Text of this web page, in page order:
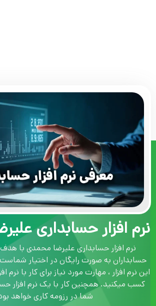
نرم افزار حسابداری
نرم افزار حسابداری علیرضا محمدی با
حسابداران به صورت رایگان در اختیار
این نرم افزار ، مهارت مورد نیاز برای کار با نرم
کسب میکنید. همچنین کار با یک نرم افزار
شما در رزومه کاری خواهد